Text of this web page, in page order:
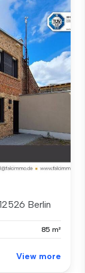
Berlin
85 m²
View more